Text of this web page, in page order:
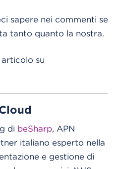
sapere nei commenti se
tanto quanto la nostra.
su
di beSharp, APN
italiano esperto nella
e gestione di